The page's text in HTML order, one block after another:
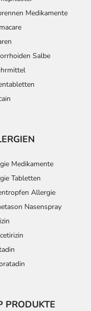
Medikamente
Salbe
Medikamente
Tabletten
Allergie
Nasenspray
PRODUKTE